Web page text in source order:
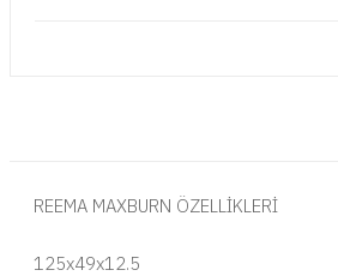
REEMA MAXBURN ÖZELLİKLERİ
125x49x12.5